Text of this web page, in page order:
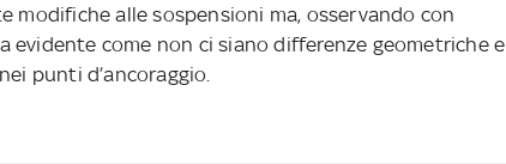
modifiche alle sospensioni ma, osservando con
evidente come non ci siano differenze geometriche e
punti d’ancoraggio.